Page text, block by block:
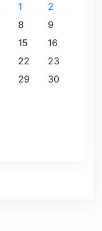
1
2
8
9
15
16
22
23
29
30